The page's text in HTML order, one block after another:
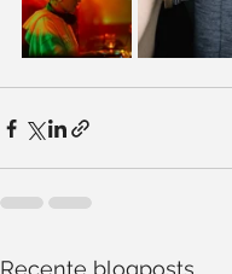
Recente blogposts